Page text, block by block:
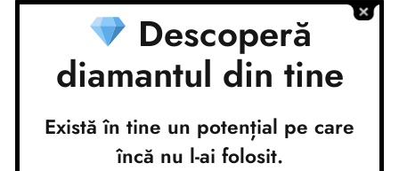
– Curajul de a fi important
– Pachet complet Meditații
– Playlist-ul „Gura de Oxigen”, cu toate webinarele
înregistrare, cu peste 60 de webinarii inregistrate
si playlist-ul privat
Investiția într-un abonament anual va fi una de durată,
Descoperă
diamantul din tine
Există în tine un potențial pe care
încă nu l-ai folosit.